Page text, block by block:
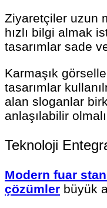
Ziyaretçiler uzun
hızlı bilgi almak
tasarımlar sade
Karmaşık
tasarımlar
alan sloganlar
anlaşılabilir
Teknoloji
Modern fuar
çözümler büyük